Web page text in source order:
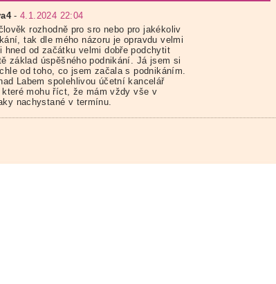
-4.1.2024 22:04
rozhodně pro sro nebo pro jakékoliv
tak dle mého názoru je opravdu velmi
hned od začátku velmi dobře podchytit
základ úspěšného podnikání. Já jsem si
od toho, co jsem začala s podnikáním.
Labem spolehlivou účetní kancelář
mohu říct, že mám vždy vše v
nachystané v termínu.